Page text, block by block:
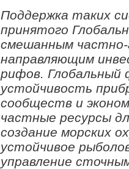
Поддержка таких
принятого
смешанным
направляющим
рифов.
устойчивость
сообществ и
частные ресурсы
создание морских
устойчивое
управление